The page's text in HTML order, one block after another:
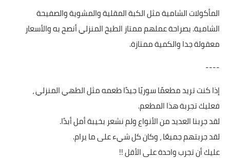
المأكولات الشامية مثل الكبة المقلية والمشوية والصفيحة
الشامية. بصراحة عملهم ممتاز الطبخ المنزلي أنصح به والأسعار
معقولة جدا والكمية ممتازة.
----
إذا كنت تريد مطعمًا سوريًا جيدًا طعمه مثل الطهي المنزلي ،
فعليك تجربة هذا المطعم.
لقد جربنا العديد من الأنواع ولم نشعر بخيبة أمل أبدًا.
لقد جربتهم جميعًا ، وكان كل شيء على ما يرام.
عليك أن تجرب واحدة على الأقل !!